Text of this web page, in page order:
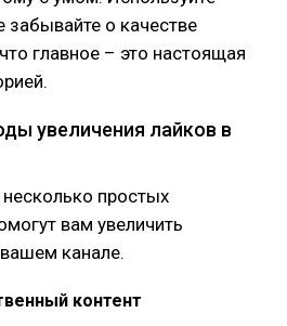
о качестве
главное – это настоящая
увеличения лайков в
простых
вам увеличить
канале.
контент